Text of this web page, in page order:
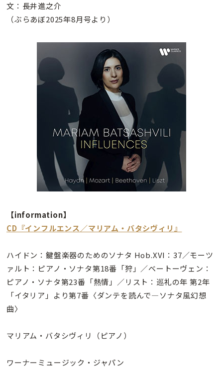
文：長井進之介
（ぶらあぼ2025年8月号より）
【information】
CD『インフルエンス／マリアム・バタシヴィリ』
ハイドン：鍵盤楽器のためのソナタ Hob.XVI：37／モーツ
ァルト：ピアノ・ソナタ第18番「狩」／ベートーヴェン：
ピアノ・ソナタ第23番「熱情」／リスト：巡礼の年 第2年
「イタリア」より第7番〈ダンテを読んで—ソナタ風幻想
曲〉
マリアム・バタシヴィリ（ピアノ）
ワーナーミュージック・ジャパン